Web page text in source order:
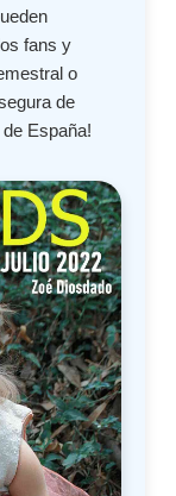
fans y
o
de
España!